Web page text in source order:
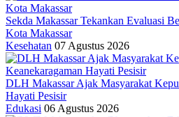
Sekda Makassar Tekankan Evaluasi
Kota Makassar
Kesehatan 07 Agustus 2026
DLH Makassar Ajak Masyarakat
Hayati Pesisir
Edukasi 06 Agustus 2026